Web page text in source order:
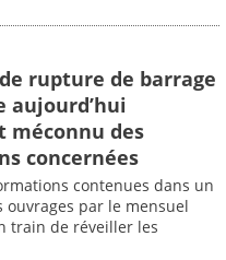
rupture de barrage
aujourd’hui
méconnu des
concernées
contenues dans un
ouvrages par le mensuel
train de réveiller les